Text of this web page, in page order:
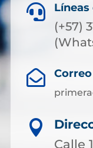

(+57)


Calle